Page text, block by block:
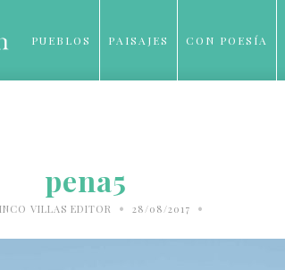
PUEBLOS PAISAJES CON POESÍA
pena5
VILLAS EDITOR • 28/08/2017 •